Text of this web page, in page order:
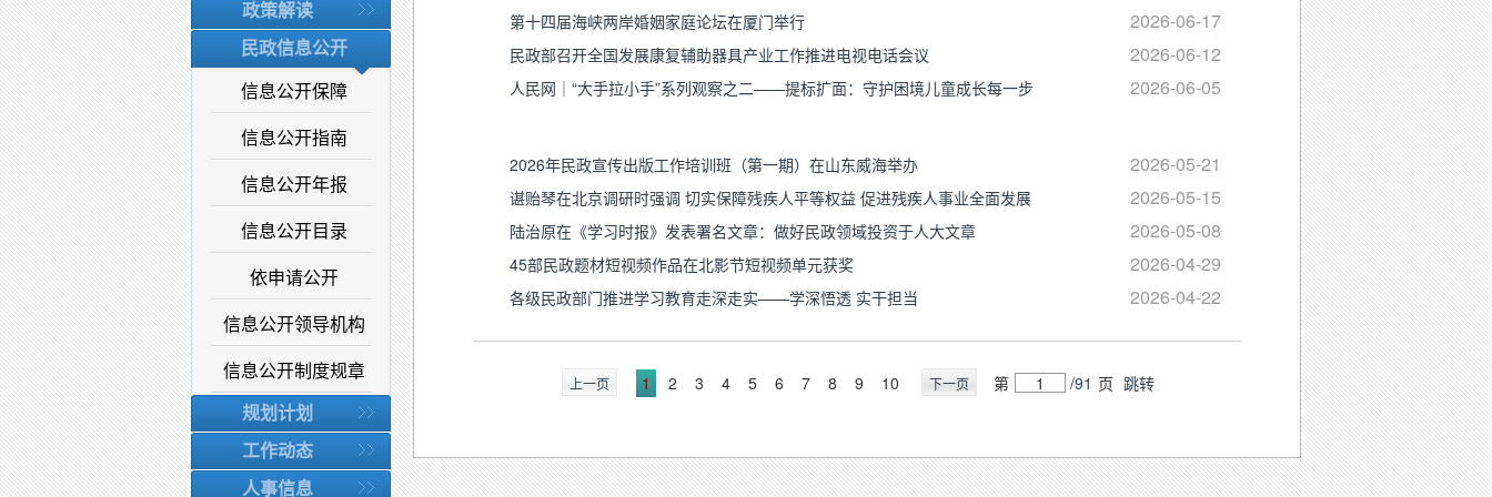
政策解读
民政信息公开
信息公开保障
信息公开指南
信息公开年报
信息公开目录
依申请公开
信息公开领导机构
信息公开制度规章
规划计划
工作动态
人事信息
第十四届海峡两岸婚姻家庭论坛在厦门举行 2026-06-17
民政部召开全国发展康复辅助器具产业工作推进电视电话会议 2026-06-12
人民网｜“大手拉小手”系列观察之二——提标扩面：守护困境儿童成长每一步 2026-06-05
2026年民政宣传出版工作培训班（第一期）在山东威海举办 2026-05-21
谌贻琴在北京调研时强调 切实保障残疾人平等权益 促进残疾人事业全面发展 2026-05-15
陆治原在《学习时报》发表署名文章：做好民政领域投资于人大文章 2026-05-08
45部民政题材短视频作品在北影节短视频单元获奖 2026-04-29
各级民政部门推进学习教育走深走实——学深悟透 实干担当 2026-04-22
上一页 1 2 3 4 5 6 7 8 9 10 下一页 第 /91 页 跳转